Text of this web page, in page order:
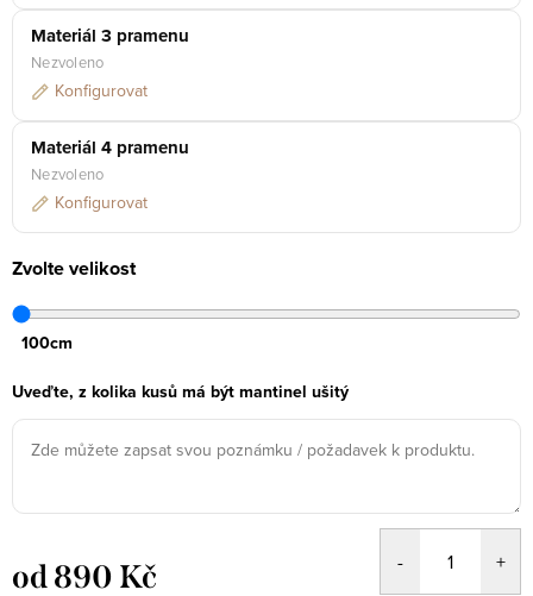
Materiál 3 pramenu
Nezvoleno
Konfigurovat
Materiál 4 pramenu
Nezvoleno
Konfigurovat
Zvolte velikost
100cm
Uveďte, z kolika kusů má být mantinel ušitý
od890 Kč